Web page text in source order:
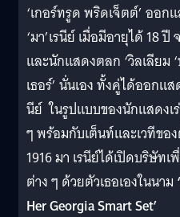
‘เกอร์ทรูด พริดเจ็ตต์’ ออก
‘มา’เรนีย์ เมื่อมีอายุได้ 18
และนักแสดงตลก ‘วิลเลียม ‘
เธอร์’ นั่นเอง ทั้งคู่ได้ออกแส
นีย์ ในรูปแบบของนักแสดงเ
ๆ พร้อมกับเต็นท์และเวทีขอ
1916 มา เรนีย์ได้เปิดบริษัท
ต่าง ๆ ด้วยตัวเธอเองในนาม ‘
Her Georgia Smart Set’